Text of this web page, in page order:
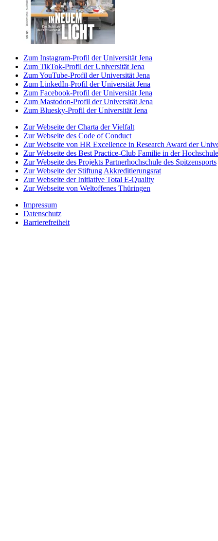
Zum Instagram-Profil der Universität Jena
Zum TikTok-Profil der Universität Jena
Zum YouTube-Profil der Universität Jena
Zum LinkedIn-Profil der Universität Jena
Zum Facebook-Profil der Universität Jena
Zum Mastodon-Profil der Universität Jena
Zum Bluesky-Profil der Universität Jena
Zur Webseite der Charta der Vielfalt
Zur Webseite des Code of Conduct
Zur Webseite von HR Excellence in Research Award der
Zur Webseite des Best Practice-Club Familie in der Hochschule
Zur Webseite des Projekts Partnerhochschule des Spitzensports
Zur Webseite der Stiftung Akkreditierungsrat
Zur Webseite der Initiative Total E-Quality
Zur Webseite von Weltoffenes Thüringen
Impressum
Datenschutz
Barrierefreiheit